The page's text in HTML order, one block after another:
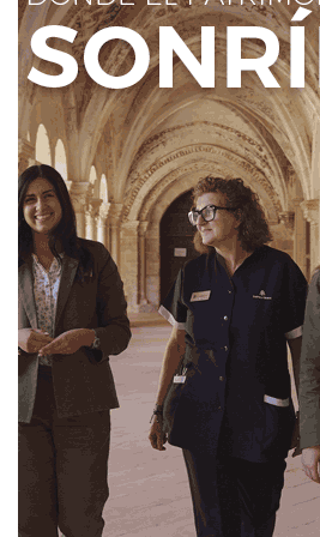
Durante todas las fiestas se
concurso de tapas con la
establecimientos hosteleros. El
premio de150 euros.
La programación se completa con
degustaciones de sopas de ajo,
actividades dirigidas tanto a
organización corre a cargo de la
colaboración del Ayuntamiento
Rabanedo
La presidenta de la Junta Vecinal
Amparo García, ha destacado el
implicación de los vecinos para
programa variado. También ha
las actividades previstas durante